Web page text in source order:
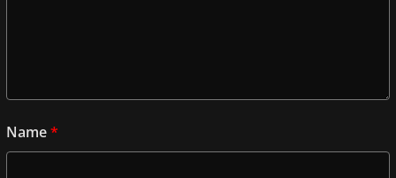
Name*